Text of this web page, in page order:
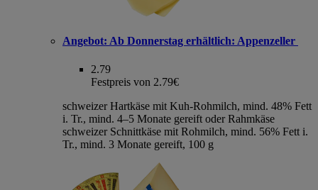
Angebot: Ab Donnerstag erhältlich: Appenzeller
2.79
Festpreis von 2.79€
schweizer Hartkäse mit Kuh-Rohmilch, mind. 48% Fett
i. Tr., mind. 4–5 Monate gereift oder Rahmkäse
schweizer Schnittkäse mit Rohmilch, mind. 56% Fett i.
Tr., mind. 3 Monate gereift, 100 g